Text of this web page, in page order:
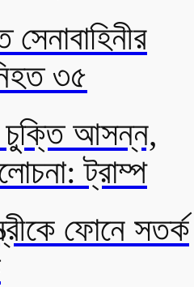
৩৫
চুক্তি আসন্ন,
ট্রাম্প
ফোনে সতর্ক